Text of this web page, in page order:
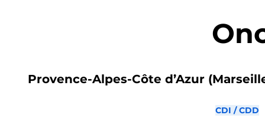
Provence-Alpes-Côte d’Azur
CDI / CDD